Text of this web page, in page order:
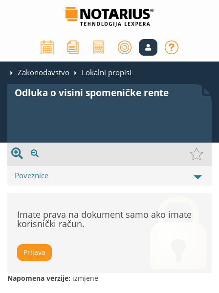
Zakonodavstvo Lokalni propisi
Odluka o visini spomeničke rente
Poveznice
Imate prava na dokument samo ako imate
korisnički račun.
Prijava
Napomena verzije: izmjene